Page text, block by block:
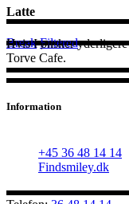
Latte
Break Filtered
Hvis I ønsker
Torve Cafe.
Information
+45 36 48 14 14
Findsmiley.dk